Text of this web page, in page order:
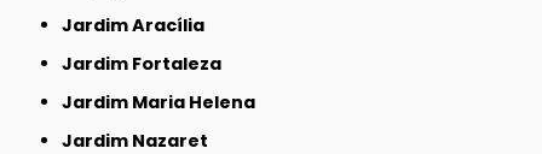
Jardim Aracília
Jardim Fortaleza
Jardim Maria Helena
Jardim Nazaret